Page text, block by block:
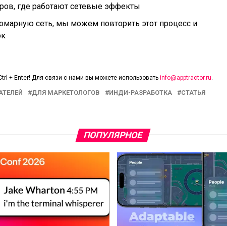
где работают сетевые эффекты
сеть, мы можем повторить этот процесс и
+ Enter! Для связи с нами вы можете использовать info@apptractor.ru
ДЛЯ МАРКЕТОЛОГОВ ИНДИ-РАЗРАБОТКА СТАТЬЯ
ПОПУЛЯРНОЕ